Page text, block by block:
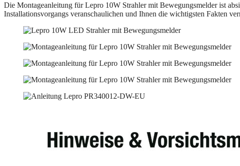
Die Montageanleitung für Lepro 10W Strahler mit Bewegungsmelder ist
Installationsvorgangs veranschaulichen und Ihnen die wichtigsten Fakten